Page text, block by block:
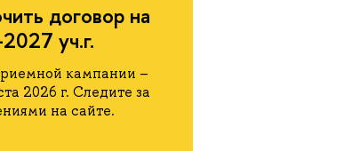
договор на
уч.г.
кампании –
2026 г. Следите за
на сайте.